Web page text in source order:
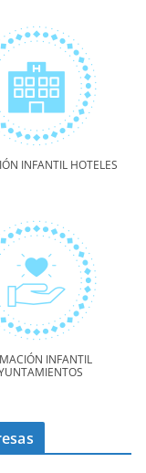
INFANTIL HOTELES
INFANTIL